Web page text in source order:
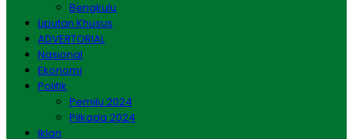
Bengkulu
Liputan Khusus
ADVERTORIAL
Nasional
Ekonomi
Politik
Pemilu 2024
Pilkada 2024
Iklan